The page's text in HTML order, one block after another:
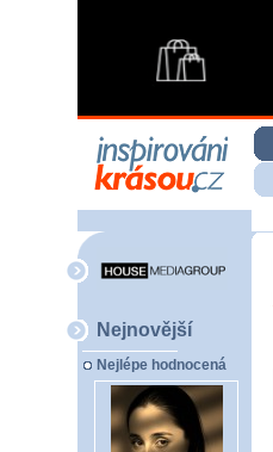
Nejnovější
Nejlépe hodnocená